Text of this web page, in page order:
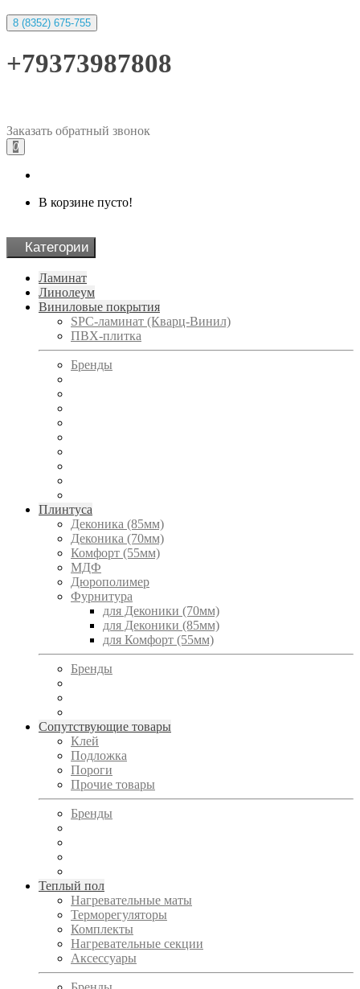
8 (8352) 675-755
+79373987808
Заказать обратный звонок
0
В корзине пусто!
Категории
Ламинат
Линолеум
Виниловые покрытия
SPC-ламинат (Кварц-Винил)
ПВХ-плитка
Бренды
Плинтуса
Деконика (85мм)
Деконика (70мм)
Комфорт (55мм)
МДФ
Дюрополимер
Фурнитура
для Деконики (70мм)
для Деконики (85мм)
для Комфорт (55мм)
Бренды
Сопутствующие товары
Клей
Подложка
Пороги
Прочие товары
Бренды
Теплый пол
Нагревательные маты
Терморегуляторы
Комплекты
Нагревательные секции
Аксессуары